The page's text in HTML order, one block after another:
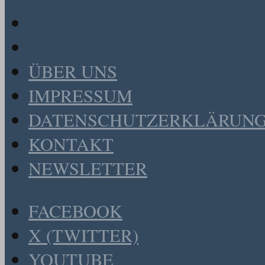
ÜBER UNS
IMPRESSUM
KONTAKT
NEWSLETTER
FACEBOOK
X (TWITTER)
YOUTUBE